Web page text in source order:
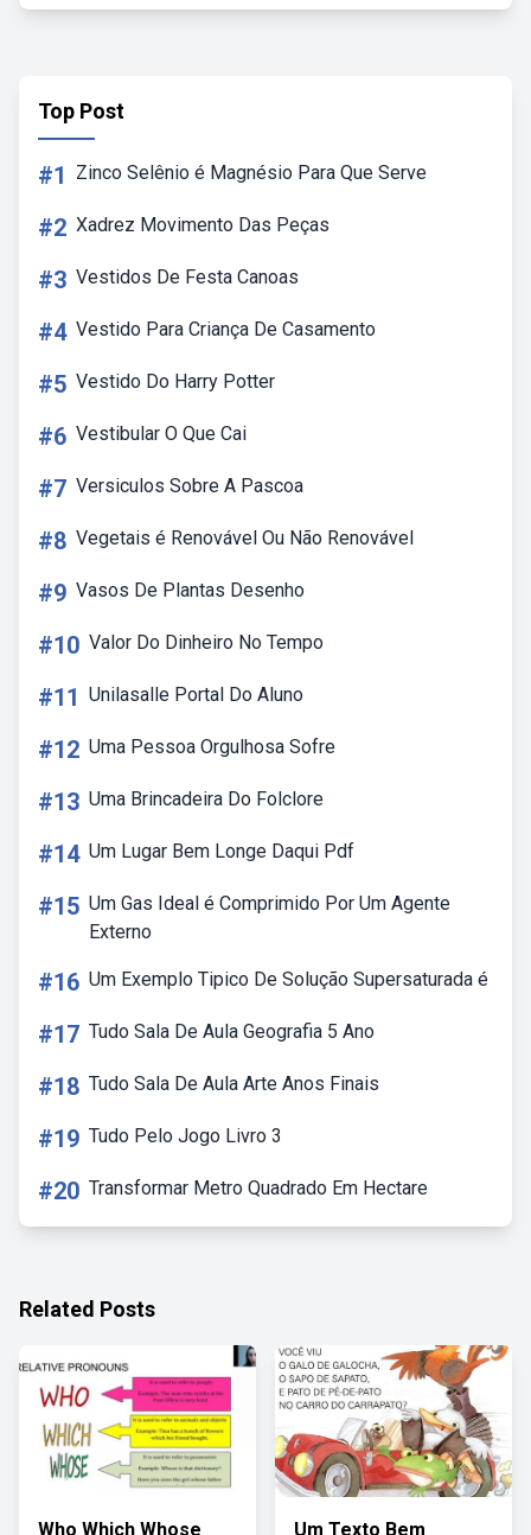
Top Post
#1 Zinco Selênio é Magnésio Para Que Serve
#2 Xadrez Movimento Das Peças
#3 Vestidos De Festa Canoas
#4 Vestido Para Criança De Casamento
#5 Vestido Do Harry Potter
#6 Vestibular O Que Cai
#7 Versiculos Sobre A Pascoa
#8 Vegetais é Renovável Ou Não Renovável
#9 Vasos De Plantas Desenho
#10 Valor Do Dinheiro No Tempo
#11 Unilasalle Portal Do Aluno
#12 Uma Pessoa Orgulhosa Sofre
#13 Uma Brincadeira Do Folclore
#14 Um Lugar Bem Longe Daqui Pdf
#15 Um Gas Ideal é Comprimido Por Um Agente
Externo
#16 Um Exemplo Tipico De Solução Supersaturada é
#17 Tudo Sala De Aula Geografia 5 Ano
#18 Tudo Sala De Aula Arte Anos Finais
#19 Tudo Pelo Jogo Livro 3
#20 Transformar Metro Quadrado Em Hectare
Related Posts
Who Which Whose Um Texto Bem